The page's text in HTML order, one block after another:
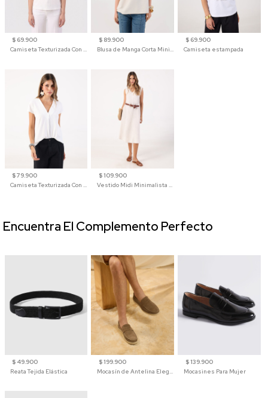
$ 69.900
Camiseta Texturizada Con Hombro Caído Para Mujer
$ 89.900
Blusa de Manga Corta Minimalista para Mujer
$ 69.900
Camiseta estampada
$ 79.900
Camiseta Texturizada Con Cuello En V Para Mujer
$ 109.900
Vestido Midi Minimalista De Silueta Amplia
$ 49.900
Reata Tejida Elástica
$ 199.900
$ 139.900
Mocasines Para Mujer
Encuentra El Complemento Perfecto